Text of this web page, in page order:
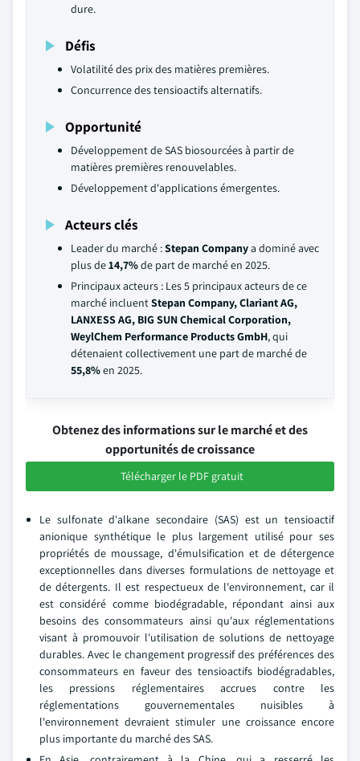
dure.
Défis
Volatilité des prix des matières premières.
Concurrence des tensioactifs alternatifs.
Opportunité
Développement de SAS biosourcées à partir de
matières premières renouvelables.
Développement d'applications émergentes.
Acteurs clés
Leader du marché :Stepan Companya dominé avec
plus de14,7%de part de marché en 2025.
Principaux acteurs : Les 5 principaux acteurs de ce
marché incluentStepan Company, Clariant AG,
LANXESS AG, BIG SUN Chemical Corporation,
WeylChem Performance Products GmbH, qui
détenaient collectivement une part de marché de
55,8%en 2025.
Obtenez des informations sur le marché et des
opportunités de croissance
Télécharger le PDF gratuit
Le sulfonate d'alkane secondaire (SAS) est un tensioactif
anionique synthétique le plus largement utilisé pour ses
propriétés de moussage, d'émulsification et de détergence
exceptionnelles dans diverses formulations de nettoyage et
de détergents. Il est respectueux de l'environnement, car il
est considéré comme biodégradable, répondant ainsi aux
besoins des consommateurs ainsi qu'aux réglementations
visant à promouvoir l'utilisation de solutions de nettoyage
durables. Avec le changement progressif des préférences des
consommateurs en faveur des tensioactifs biodégradables,
les pressions réglementaires accrues contre les
réglementations gouvernementales nuisibles à
l'environnement devraient stimuler une croissance encore
plus importante du marché des SAS.